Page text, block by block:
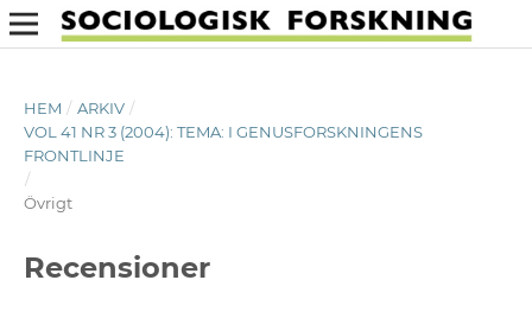
HEM / ARKIV /
VOL 41 NR 3 (2004): TEMA: I GENUSFORSKNINGENS
FRONTLINJE
/
Övrigt
Recensioner